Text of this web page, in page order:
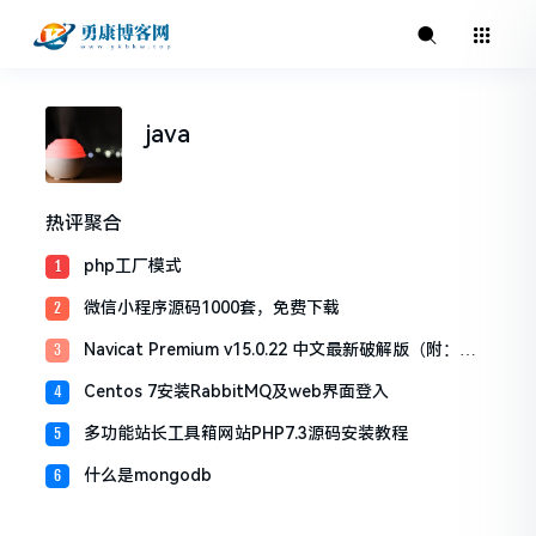
java
热评聚合
1 php工厂模式
2 微信小程序源码1000套，免费下载
3
Navicat Premium v15.0.22 中文最新破解版（附：激
4 Centos 7安装RabbitMQ及web界面登入
5 多功能站长工具箱网站PHP7.3源码安装教程
6 什么是mongodb